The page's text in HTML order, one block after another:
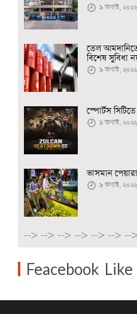
৯ অগাস্ট, ২০২৬
তেল
বিশেষ সুবিধা
৯ অগাস্ট, ২০২৬
স্পোর্টস
৯ অগাস্ট, ২০২৬
ভাসমান
৯ অগাস্ট, ২০২৬
--> --> --> --> --> --> -->
Feacebook